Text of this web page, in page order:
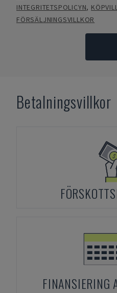
INTEGRITETSPOLICYN,
FÖRSÄLJNINGSVILLKOR
Betalningsvillkor
FINANSIERING